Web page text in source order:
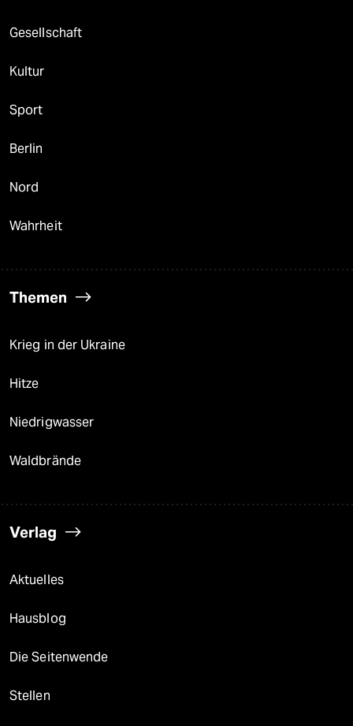
Gesellschaft
Kultur
Sport
Berlin
Nord
Wahrheit
Themen
Krieg in der Ukraine
Hitze
Niedrigwasser
Waldbrände
Verlag
Aktuelles
Hausblog
Die Seitenwende
Stellen